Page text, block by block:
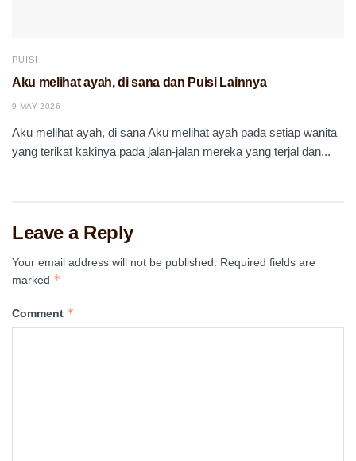
PUISI
Aku melihat ayah, di sana dan Puisi Lainnya
9 MAY 2026
Aku melihat ayah, di sana Aku melihat ayah pada setiap wanita
yang terikat kakinya pada jalan-jalan mereka yang terjal dan...
Leave a Reply
Your email address will not be published.
Required fields are
marked *
Comment *